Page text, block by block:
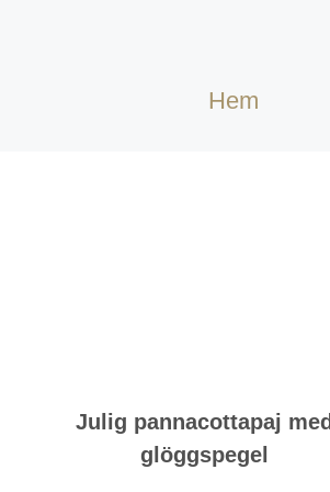
Hem
Julig pannacottapaj med
glöggspegel